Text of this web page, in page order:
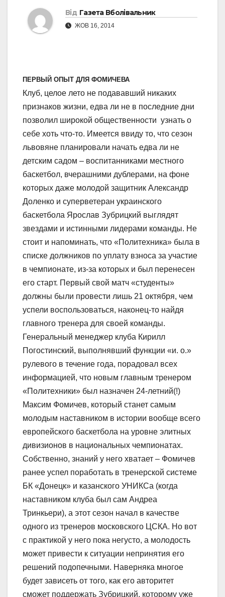
Від Газета Вболівальник
ЖОВ 16, 2014
ПЕРВЫЙ ОПЫТ ДЛЯ ФОМИЧЕВА
Клуб, целое лето не подававший никаких
признаков жизни, едва ли не в последние дни
позволил широкой общественности узнать о
себе хоть что-то. Имеется ввиду то, что сезон
львовяне планировали начать едва ли не
детским садом – воспитанниками местного
баскетбол, вчерашними дублерами, на фоне
которых даже молодой защитник Александр
Доленко и суперветеран украинского
баскетбола Ярослав Зубрицкий выглядят
звездами и истинными лидерами команды. Не
стоит и напоминать, что «Политехника» была в
списке должников по уплату взноса за участие
в чемпионате, из-за которых и был перенесен
его старт. Первый свой матч «студенты»
должны были провести лишь 21 октября, чем
успели воспользоваться, наконец-то найдя
главного тренера для своей команды.
Генеральный менеджер клуба Кирилл
Погостинский, выполнявший функции «и. о.»
рулевого в течение года, порадовал всех
информацией, что новым главным тренером
«Политехники» был назначен 24-летний(!)
Максим Фомичев, который станет самым
молодым наставником в истории вообще всего
европейского баскетбола на уровне элитных
дивизионов в национальных чемпионатах.
Собственно, знаний у него хватает – Фомичев
ранее успел поработать в тренерской системе
БК «Донецк» и казанского УНИКСа (когда
наставником клуба был сам Андреа
Тринкьери), а этот сезон начал в качестве
одного из тренеров московского ЦСКА. Но вот
с практикой у него пока негусто, а молодость
может привести к ситуации непринятия его
решений подопечными. Наверняка многое
будет зависеть от того, как его авторитет
сможет поддержать Зубрицкий, которому уже